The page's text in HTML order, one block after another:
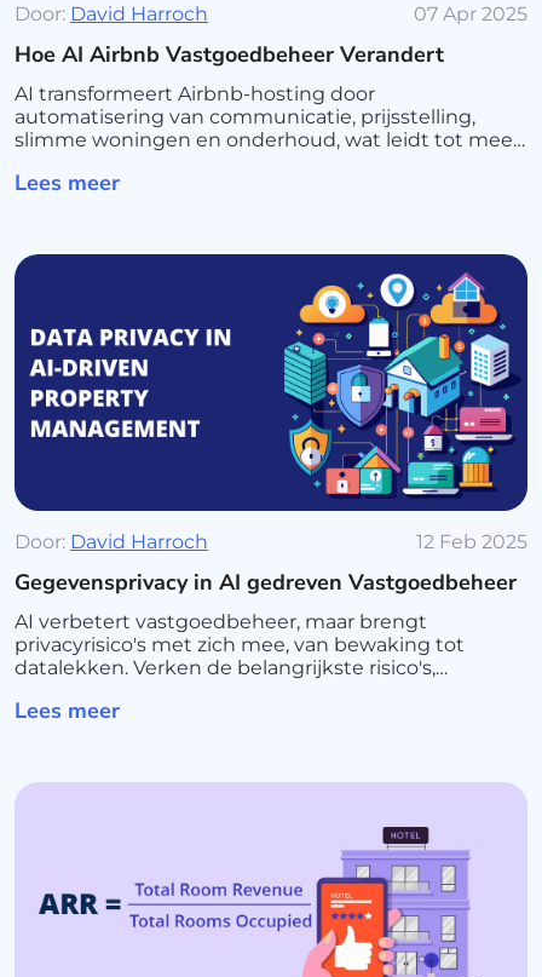
Door: David Harroch 07 Apr 2025
Hoe AI Airbnb Vastgoedbeheer Verandert
AI transformeert Airbnb-hosting door
automatisering van communicatie, prijsstelling,
slimme woningen en onderhoud, wat leidt tot meer
Lees meer
Door: David Harroch 12 Feb 2025
Gegevensprivacy in AI gedreven Vastgoedbeheer
AI verbetert vastgoedbeheer, maar brengt
privacyrisico's met zich mee, van bewaking tot
datalekken. Verken de belangrijkste risico's,
van AI.
Lees meer